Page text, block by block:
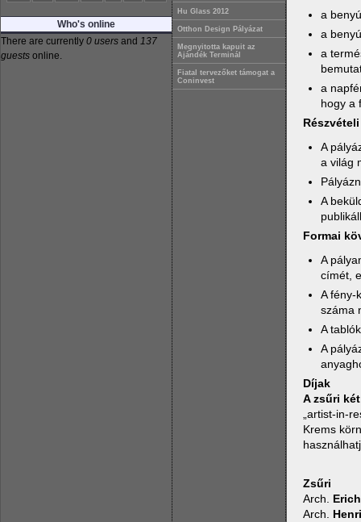
Who's online
There are currently 0 users and 137
guests online.
Hu Glass 2012
Otthon Design Pályázat
Megnyitotta kapuit az
Ajándék Terminál
Fiatal tervezőket támogat a
Coninvest
a
a
a
a
hogy a
A
a világ
A
Formai
A
címét,
A fény-
száma
A
A
Díjak
A zsűri
„artist-in-
Krems
Zsűri
Arch.
Arch.